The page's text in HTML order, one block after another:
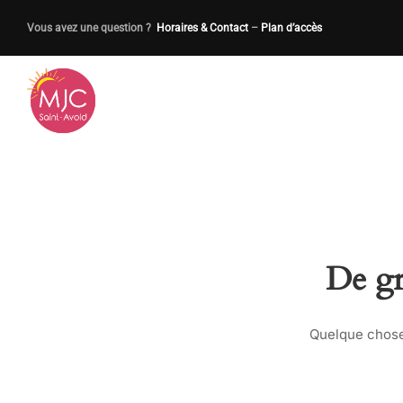
Vous avez une question ? Horaires & Contact – Plan d’accès
De
Quelque